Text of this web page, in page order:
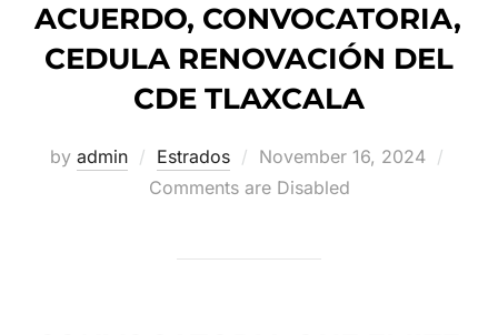
ACUERDO, CONVOCATORIA,
CEDULA RENOVACIÓN DEL
CDE TLAXCALA
by admin Estrados
Posted
on
November 16, 2024
Comments are Disabled